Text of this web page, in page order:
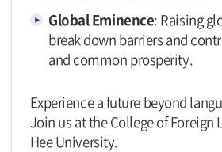
Global Eminence: Raising
break down barriers and
and common prosperity.
Experience a future beyond
Join us at the College of Foreign
Hee University.